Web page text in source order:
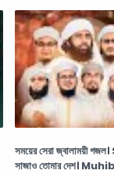
সময়ের সেরা জ্বালাময়ী
সাজাও তোমার দেশ।